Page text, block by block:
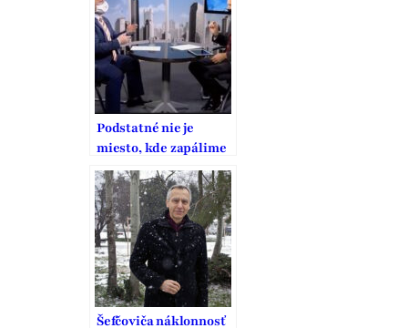
Podstatné nie je
miesto, kde zapálime
sviečku
Šefčoviča náklonnosť